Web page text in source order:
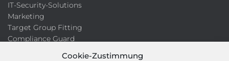
Cookie-Zustimmung
IT-Security-Solutions
Marketing
Target Group Fitting
Compliance Guard